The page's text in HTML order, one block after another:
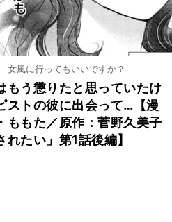
風に行ってもいいですか？
もう懲りたと思っていたけ
ストの彼に出会って…【漫
ももた／原作：菅野久美子
れたい」第1話後編】